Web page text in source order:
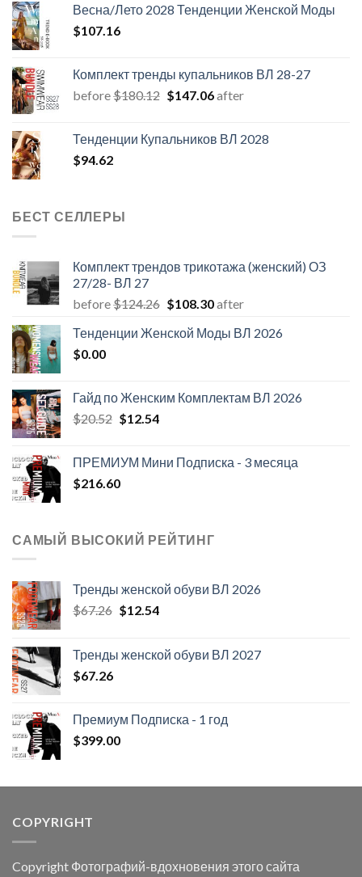
Весна/Лето 2028 Тенденции Женской Моды
$107.16
Комплект тренды купальников ВЛ 28-27
before$180.12 Первоначальная
$180.12.
$147.06Текущая
after
Тенденции Купальников ВЛ 2028
$94.62
БЕСТ СЕЛЛЕРЫ
Комплект трендов трикотажа (женский) ОЗ
27/28- ВЛ 27
before$124.26 Первоначальная
составляла
$108.30Текущая
$108.30.
after
Тенденции Женской Моды ВЛ 2026
$0.00
Гайд по Женским Комплектам ВЛ 2026
$20.52 Первоначальная
$20.52.
$12.54Текущая
ПРЕМИУМ Мини Подписка - 3 месяца
$216.60
САМЫЙ ВЫСОКИЙ РЕЙТИНГ
Тренды женской обуви ВЛ 2026
$67.26 Первоначальная
$67.26.
$12.54Текущая
Тренды женской обуви ВЛ 2027
$67.26
Премиум Подписка - 1 год
$399.00
COPYRIGHT
Copyright Фотографий-вдохновения этого сайта